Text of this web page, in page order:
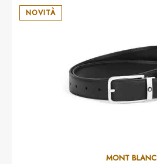
NOVITÀ
MONT BLANC